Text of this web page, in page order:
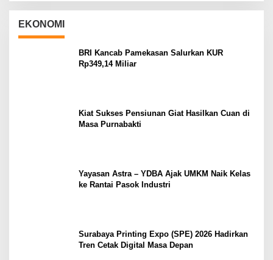
EKONOMI
BRI Kancab Pamekasan Salurkan KUR
Rp349,14 Miliar
Kiat Sukses Pensiunan Giat Hasilkan Cuan di
Masa Purnabakti
Yayasan Astra – YDBA Ajak UMKM Naik Kelas
ke Rantai Pasok Industri
Surabaya Printing Expo (SPE) 2026 Hadirkan
Tren Cetak Digital Masa Depan